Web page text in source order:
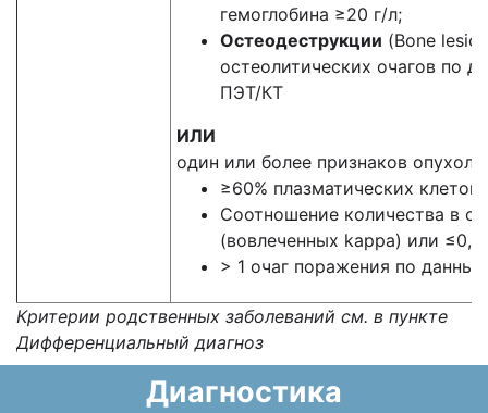
гемоглобина ≥20 г/л;
Остеодеструкции (Bone
остеолитических очагов по
ПЭТ/КТ
ИЛИ
один или более признаков
≥60% плазматических
Соотношение количества в
(вовлеченных kappa) или
> 1 очаг поражения по
Критерии родственных заболеваний см. в пункте
Дифференциальный диагноз
Диагностика